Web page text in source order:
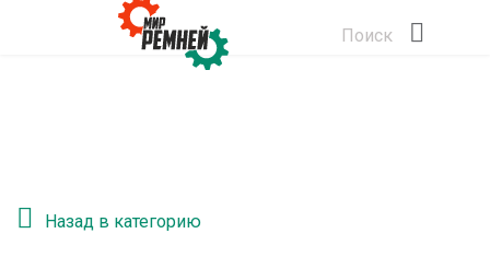
Поиск
Назад в категорию